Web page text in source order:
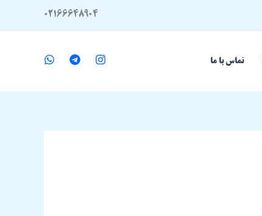
02166648904
تماس با ما